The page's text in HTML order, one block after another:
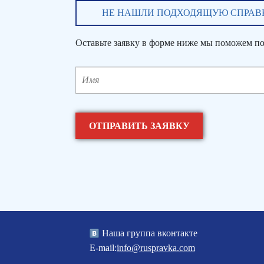
НЕ НАШЛИ ПОДХОДЯЩУЮ
Оставьте заявку в форме ниже мы поможем
Наша группа вконтакте
E-mail:info@ruspravka.com